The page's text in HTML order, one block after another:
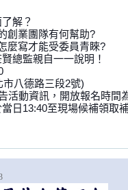
解？
創業團隊有何幫助?
麼寫才能受委員青睞?
總監親自一一說明！
八德路三段2號)
活動資訊，開放報名時間
日13:40至現場候補領